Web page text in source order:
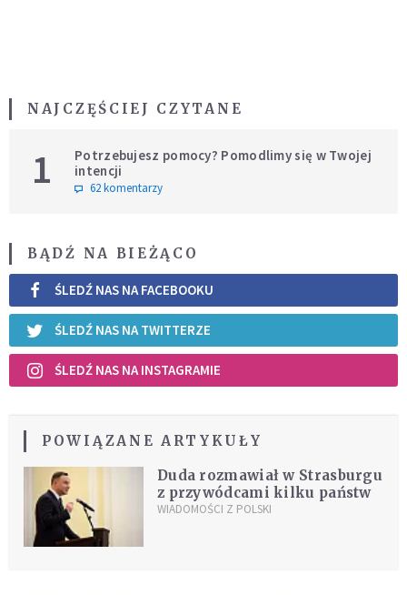
NAJCZĘŚCIEJ CZYTANE
1
Potrzebujesz pomocy? Pomodlimy się w Twojej
intencji
62 komentarzy
BĄDŹ NA BIEŻĄCO
ŚLEDŹ NAS NA FACEBOOKU
ŚLEDŹ NAS NA TWITTERZE
ŚLEDŹ NAS NA INSTAGRAMIE
POWIĄZANE ARTYKUŁY
Duda rozmawiał w Strasburgu
z przywódcami kilku państw
WIADOMOŚCI Z POLSKI